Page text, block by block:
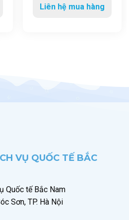
Liên hệ mua hàng
VỤ QUỐC TẾ BẮC
Quốc tế Bắc Nam
Sơn, TP. Hà Nội